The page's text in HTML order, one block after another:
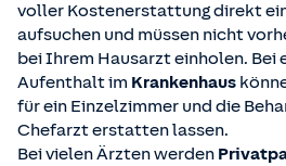
voller Kostenerstattung direkt
aufsuchen und müssen nicht
bei Ihrem Hausarzt einholen. Bei
Aufenthalt im Krankenhaus
für ein Einzelzimmer und die
Chefarzt erstatten lassen.
Bei vielen Ärzten werden